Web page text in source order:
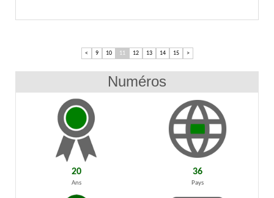
< 9 10 11 12 13 14 15 >
Numéros
20
Ans
36
Pays